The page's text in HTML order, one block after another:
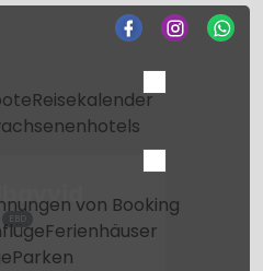
Reisekalender
von Booking
Ferienhäuser
Parken
EBD